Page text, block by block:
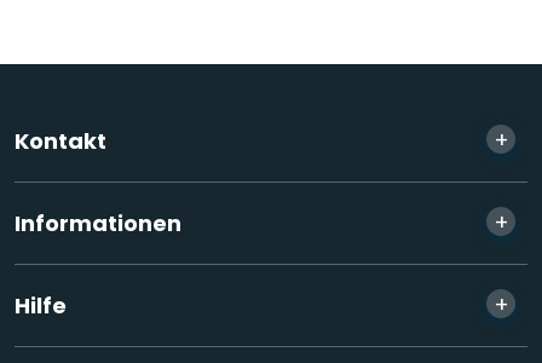
Kontakt +
Informationen +
Hilfe +